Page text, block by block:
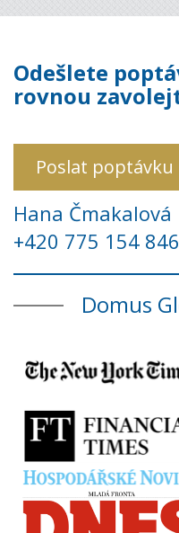
Odešlete
rovnou
Poslat poptávku
Hana Čmakalová
+420 775 154 846
Domus